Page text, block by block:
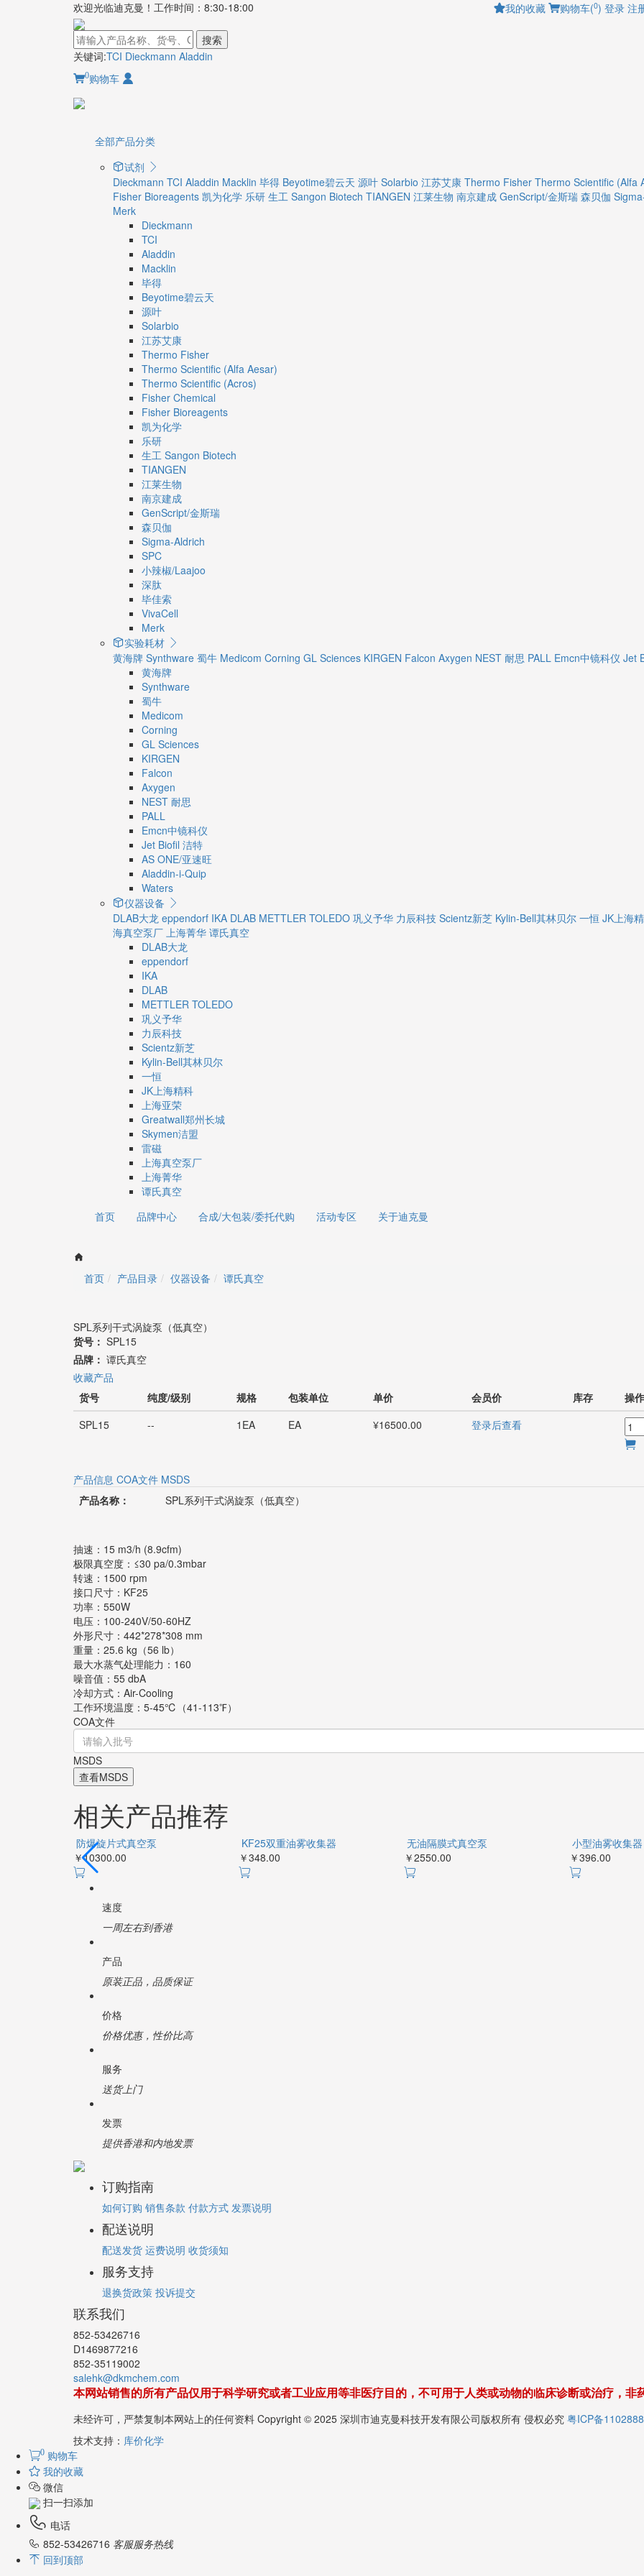
欢迎光临迪克曼！工作时间：8:30-18:00 我的收藏 购物车(0) 登录 注
搜索
关键词:TCI Dieckmann Aladdin
0购物车
全部产品分类
试剂
Dieckmann TCI Aladdin Macklin 毕得 Beyotime碧云天 源叶 Solarbio 江苏艾康 Thermo Fisher Thermo Scientific (Alfa
Fisher Bioreagents 凯为化学 乐研 生工 Sangon Biotech TIANGEN 江莱生物 南京建成 GenScript/金斯瑞 森贝伽
Merk
Dieckmann
TCI
Aladdin
Macklin
毕得
Beyotime碧云天
源叶
Solarbio
江苏艾康
Thermo Fisher
Thermo Scientific (Alfa Aesar)
Thermo Scientific (Acros)
Fisher Chemical
Fisher Bioreagents
凯为化学
乐研
生工 Sangon Biotech
TIANGEN
江莱生物
南京建成
GenScript/金斯瑞
森贝伽
Sigma-Aldrich
SPC
小辣椒/Laajoo
深肽
毕佳索
VivaCell
Merk
实验耗材
黄海牌 Synthware 蜀牛 Medicom Corning GL Sciences KIRGEN Falcon Axygen NEST 耐思 PALL Emcn中镜科仪 Jet
黄海牌
Synthware
蜀牛
Medicom
Corning
GL Sciences
KIRGEN
Falcon
Axygen
NEST 耐思
PALL
Emcn中镜科仪
Jet Biofil 洁特
AS ONE/亚速旺
Aladdin-i-Quip
Waters
仪器设备
DLAB大龙 eppendorf IKA DLAB METTLER TOLEDO 巩义予华 力辰科技 Scientz新芝 Kylin-Bell其林贝尔 一恒 JK上海
海真空泵厂 上海菁华 谭氏真空
DLAB大龙
eppendorf
IKA
DLAB
METTLER TOLEDO
巩义予华
力辰科技
Scientz新芝
Kylin-Bell其林贝尔
一恒
JK上海精科
上海亚荣
Greatwall郑州长城
Skymen洁盟
雷磁
上海真空泵厂
上海菁华
谭氏真空
首页
品牌中心 合成/大包装/委托代购 活动专区 关于迪克曼
首页 产品目录 仪器设备 谭氏真空
SPL系列干式涡旋泵（低真空）
货号： SPL15
品牌： 谭氏真空
收藏产品
货号
纯度/级别 规格 包装单位 单价 会员价 库存
操作
SPL15
-- 1EA EA ¥16500.00 登录后查看
产品信息 COA文件 MSDS
产品名称：
SPL系列干式涡旋泵（低真空）
抽速：15 m3/h (8.9cfm)
极限真空度：≤30 pa/0.3mbar
转速：1500 rpm
接口尺寸：KF25
功率：550W
电压：100-240V/50-60HZ
外形尺寸：442*278*308 mm
重量：25.6 kg（56 lb）
最大水蒸气处理能力：160
噪音值：55 dbA
冷却方式：Air-Cooling
工作环境温度：5-45℃（41-113℉）
COA文件
MSDS
查看MSDS
相关产品推荐
空泵
￥10300.00
油雾收集器
￥348.00
空泵
￥2550.00
￥396.00
速度
产品
价格
服务
发票
订购指南
如何订购 销售条款
配送说明
配送发货 运费说明
服务支持
退换货政策
联系我们
852-53426716
D1469877216
852-35119002
salehk@dkmchem.com
未经许可，严禁复制本网站上的任何资料 Copyright © 2025 深圳市迪克曼科技开发有限公司版权所有 侵权必究
技术支持：
0 购物车
我的收藏
微信
扫一扫添加
电话
852-53426716